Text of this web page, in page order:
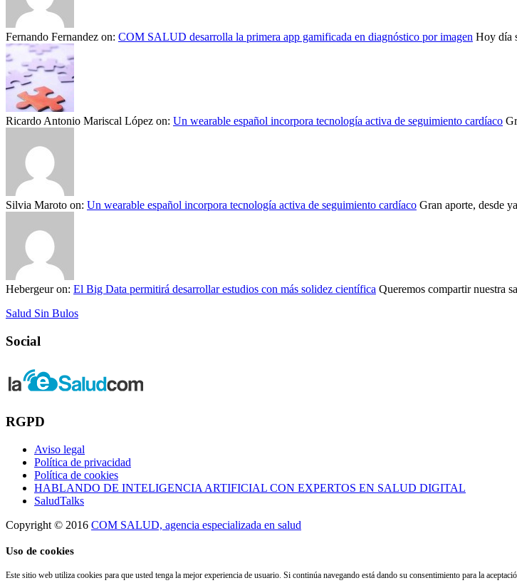
Fernando Fernandez on: COM SALUD desarrolla la primera app gamificada en diagnóstico por imagen Hoy día
Ricardo Antonio Mariscal López on: Un wearable español incorpora tecnología activa de seguimiento cardíaco
Silvia Maroto on: Un wearable español incorpora tecnología activa de seguimiento cardíaco Gran aporte, desde
Hebergeuron: El Big Data permitirá desarrollar estudios con más solidez científica Queremos compartir nuestra
Salud Sin Bulos
Social
RGPD
Aviso legal
Política de privacidad
Política de cookies
HABLANDO DE INTELIGENCIA ARTIFICIAL CON EXPERTOS EN SALUD DIGITAL
SaludTalks
Copyright © 2016 COM SALUD, agencia especializada en salud
Uso de cookies
Este sitio web utiliza cookies para que usted tenga la mejor experiencia de usuario. Si continúa navegando está dando su consentimiento para la